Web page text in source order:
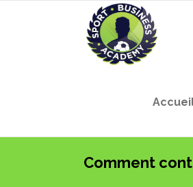
Comment